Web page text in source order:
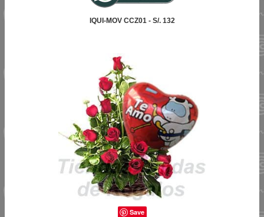
IQUI-MOV CCZ01 - S/. 132
Save